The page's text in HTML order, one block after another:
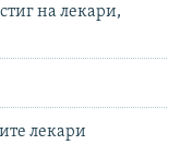
на лекари,
лекари